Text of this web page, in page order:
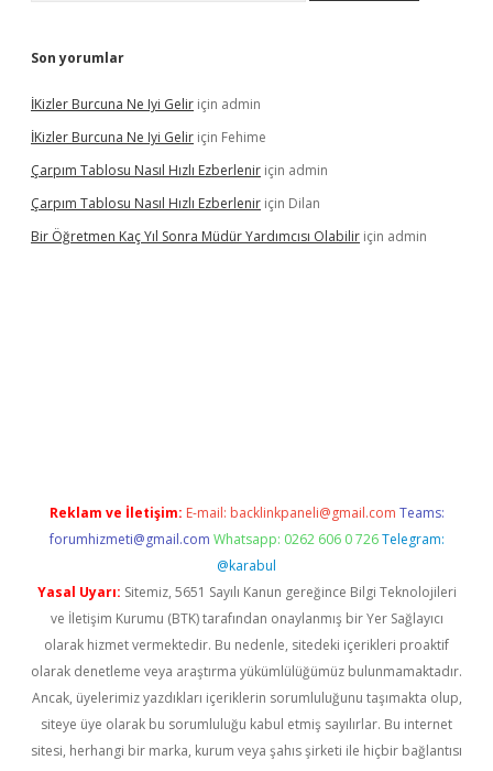
Son yorumlar
İKizler Burcuna Ne Iyi Gelir için admin
İKizler Burcuna Ne Iyi Gelir için Fehime
Çarpım Tablosu Nasıl Hızlı Ezberlenir için admin
Çarpım Tablosu Nasıl Hızlı Ezberlenir için Dilan
Bir Öğretmen Kaç Yıl Sonra Müdür Yardımcısı Olabilir için admin
Reklam ve İletişim: E-mail: backlinkpaneli@gmail.com Teams:
forumhizmeti@gmail.com Whatsapp: 0262 606 0 726 Telegram:
@karabul
Yasal Uyarı: Sitemiz, 5651 Sayılı Kanun gereğince Bilgi Teknolojileri
ve İletişim Kurumu (BTK) tarafından onaylanmış bir Yer Sağlayıcı
olarak hizmet vermektedir. Bu nedenle, sitedeki içerikleri proaktif
olarak denetleme veya araştırma yükümlülüğümüz bulunmamaktadır.
Ancak, üyelerimiz yazdıkları içeriklerin sorumluluğunu taşımakta olup,
siteye üye olarak bu sorumluluğu kabul etmiş sayılırlar. Bu internet
sitesi, herhangi bir marka, kurum veya şahıs şirketi ile hiçbir bağlantısı